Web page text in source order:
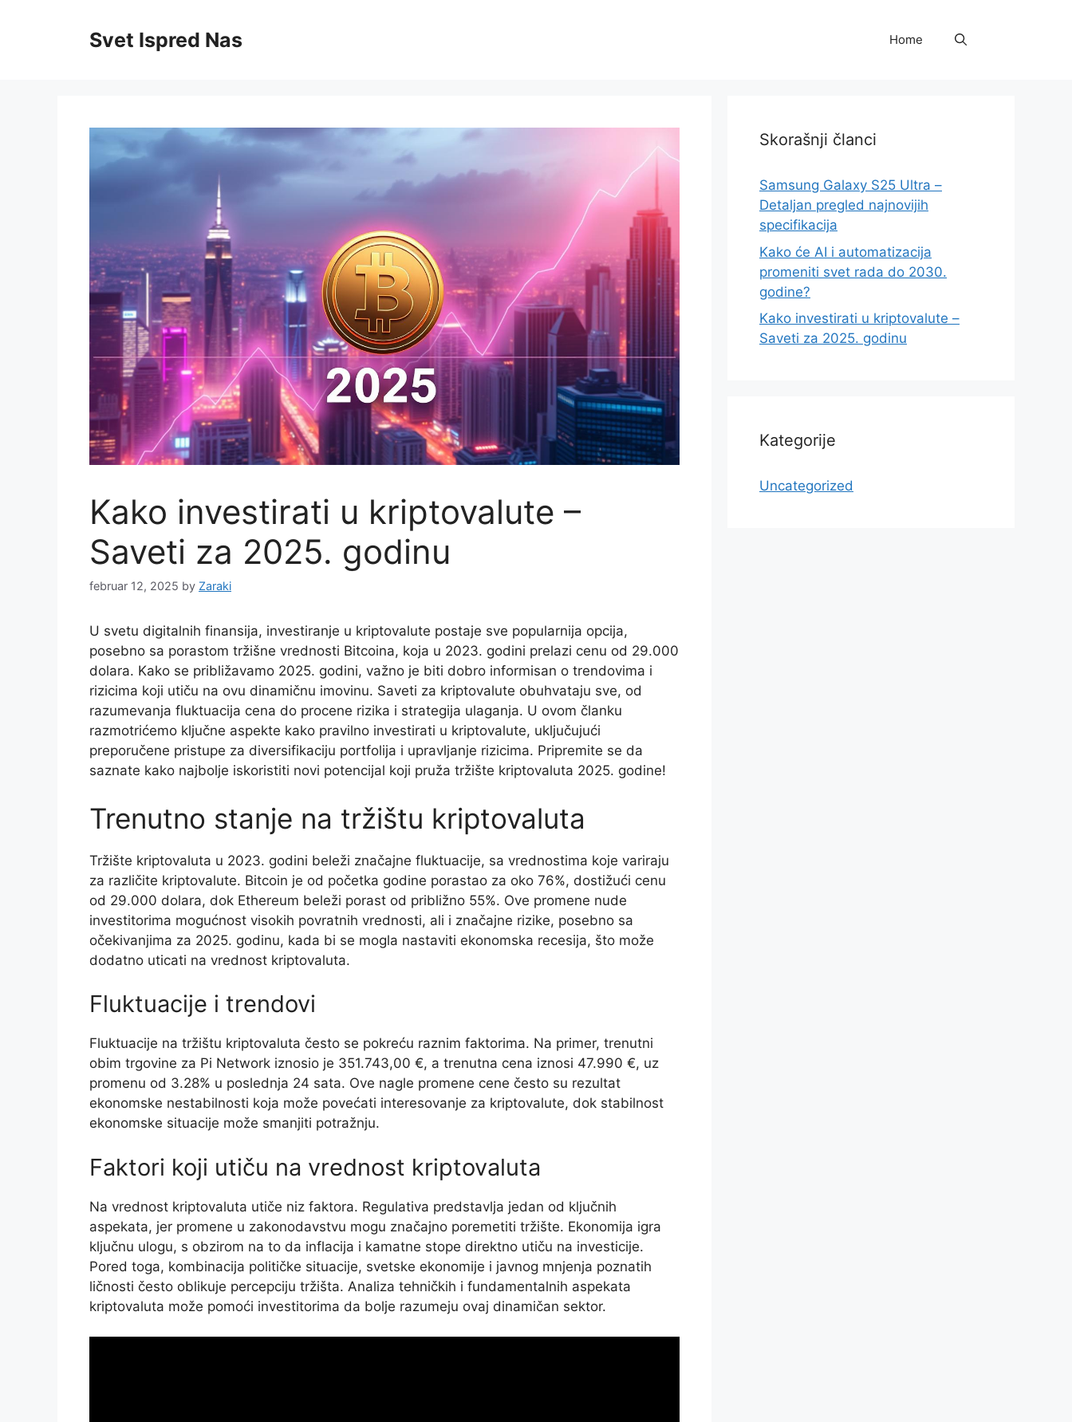
Svet Ispred Nas Home
Kako investirati u kriptovalute –
Saveti za 2025. godinu
februar 12, 2025 by Zaraki
U svetu digitalnih finansija, investiranje u kriptovalute postaje sve popularnija opcija,
posebno sa porastom tržišne vrednosti Bitcoina, koja u 2023. godini prelazi cenu od 29.000
dolara. Kako se približavamo 2025. godini, važno je biti dobro informisan o trendovima i
rizicima koji utiču na ovu dinamičnu imovinu. Saveti za kriptovalute obuhvataju sve, od
razumevanja fluktuacija cena do procene rizika i strategija ulaganja. U ovom članku
razmotrićemo ključne aspekte kako pravilno investirati u kriptovalute, uključujući
preporučene pristupe za diversifikaciju portfolija i upravljanje rizicima. Pripremite se da
saznate kako najbolje iskoristiti novi potencijal koji pruža tržište kriptovaluta 2025. godine!
Trenutno stanje na tržištu kriptovaluta
Tržište kriptovaluta u 2023. godini beleži značajne fluktuacije, sa vrednostima koje variraju
za različite kriptovalute. Bitcoin je od početka godine porastao za oko 76%, dostižući cenu
od 29.000 dolara, dok Ethereum beleži porast od približno 55%. Ove promene nude
investitorima mogućnost visokih povratnih vrednosti, ali i značajne rizike, posebno sa
očekivanjima za 2025. godinu, kada bi se mogla nastaviti ekonomska recesija, što može
dodatno uticati na vrednost kriptovaluta.
Fluktuacije i trendovi
Fluktuacije na tržištu kriptovaluta često se pokreću raznim faktorima. Na primer, trenutni
obim trgovine za Pi Network iznosio je 351.743,00 €, a trenutna cena iznosi 47.990 €, uz
promenu od 3.28% u poslednja 24 sata. Ove nagle promene cene često su rezultat
ekonomske nestabilnosti koja može povećati interesovanje za kriptovalute, dok stabilnost
ekonomske situacije može smanjiti potražnju.
Faktori koji utiču na vrednost kriptovaluta
Na vrednost kriptovaluta utiče niz faktora. Regulativa predstavlja jedan od ključnih
aspekata, jer promene u zakonodavstvu mogu značajno poremetiti tržište. Ekonomija igra
ključnu ulogu, s obzirom na to da inflacija i kamatne stope direktno utiču na investicije.
Pored toga, kombinacija političke situacije, svetske ekonomije i javnog mnjenja poznatih
ličnosti često oblikuje percepciju tržišta. Analiza tehničkih i fundamentalnih aspekata
kriptovaluta može pomoći investitorima da bolje razumeju ovaj dinamičan sektor.
Skorašnji članci
Samsung Galaxy S25 Ultra –
Detaljan pregled najnovijih
specifikacija
Kako će AI i automatizacija
promeniti svet rada do 2030.
godine?
Kako investirati u kriptovalute –
Saveti za 2025. godinu
Kategorije
Uncategorized